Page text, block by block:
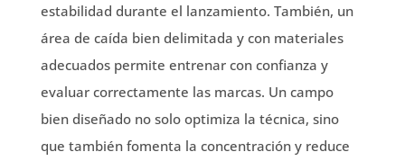
estabilidad durante el lanzamiento. También, un
área de caída bien delimitada y con materiales
adecuados permite entrenar con confianza y
evaluar correctamente las marcas. Un campo
bien diseñado no solo optimiza la técnica, sino
que también fomenta la concentración y reduce